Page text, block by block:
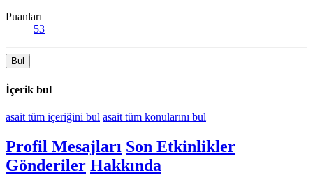
Puanları
53
Bul
İçerik bul
asait tüm içeriğini bul asait tüm konularını bul
Profil Mesajları Son Etkinlikler
Gönderiler Hakkında